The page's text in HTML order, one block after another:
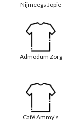
Nijmeegs Jopie
Admodum Zorg
Café Ammy's